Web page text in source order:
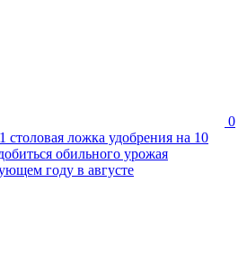
0
1 столовая ложка удобрения на 10
обильного урожая
году в августе